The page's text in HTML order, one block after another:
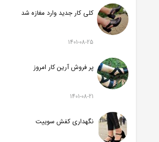
کلی کار جدید وارد مغازه شد
1401-08-25
پر فروش آرین کار امروز
1401-08-21
نگهداری کفش سوییت